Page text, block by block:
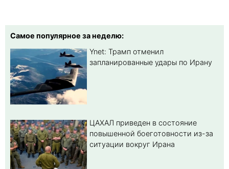
Самое популярное за неделю:
Ynet: Трамп отменил
запланированные удары по Ирану
ЦАХАЛ приведен в состояние
повышенной боеготовности из-за
ситуации вокруг Ирана